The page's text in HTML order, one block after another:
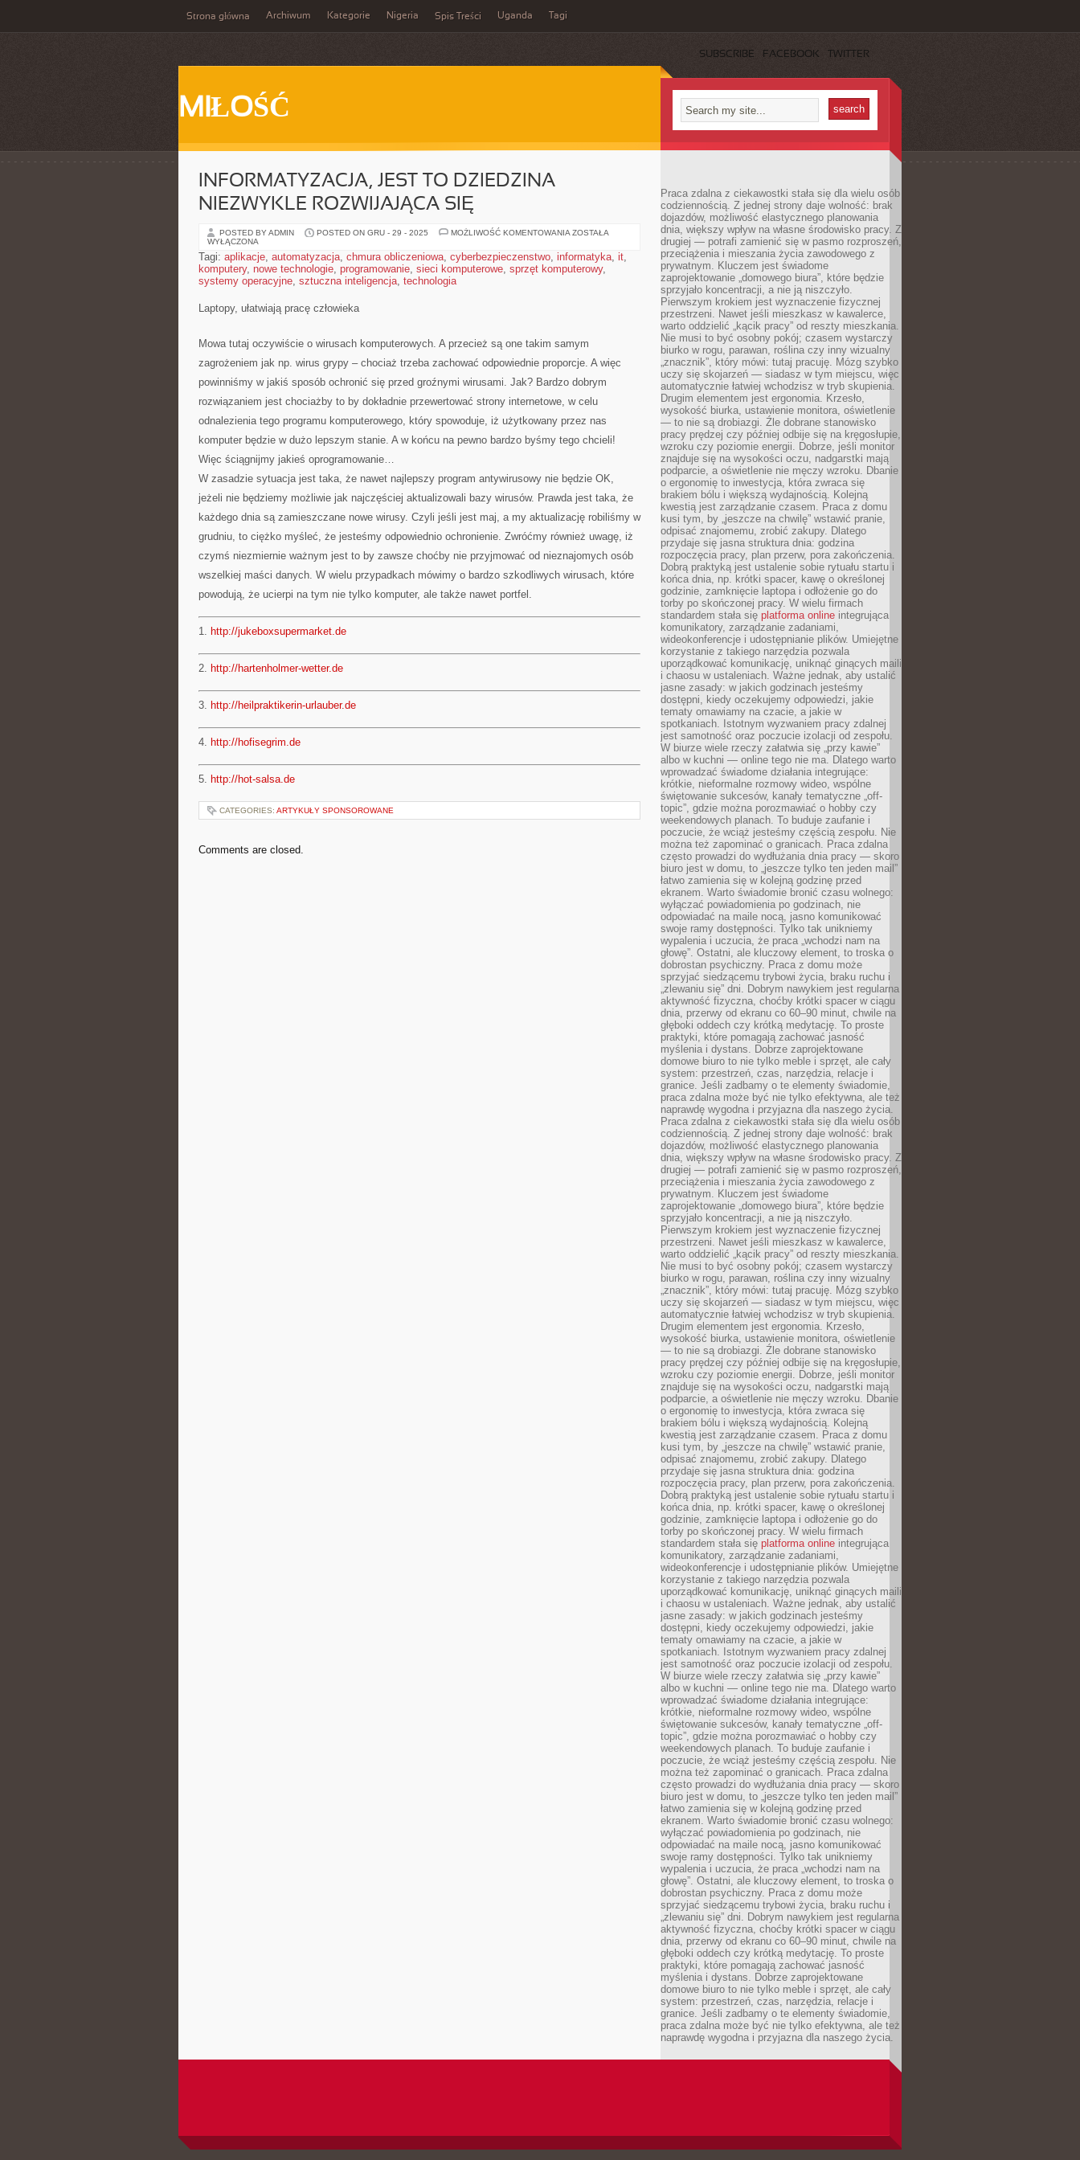
Strona główna Archiwum Kategorie Nigeria Spis Treści Uganda Tagi
SUBSCRIBE FACEBOOK TWITTER
MIŁOŚĆ
INFORMATYZACJA, JEST TO DZIEDZINA
NIEZWYKLE ROZWIJAJĄCA SIĘ
POSTED BY ADMIN POSTED ON GRU - 29 - 2025 MOŻLIWOŚĆ KOMENTOWANIA INFORMATYZACJA,
DZIEDZINA
NIEZWYKLE
ROZWIJAJĄCA
ZOSTAŁA
WYŁĄCZONA
Tagi: aplikacje, automatyzacja, chmura obliczeniowa, cyberbezpieczenstwo, informatyka, it,
komputery, nowe technologie, programowanie, sieci komputerowe, sprzęt komputerowy,
systemy operacyjne, sztuczna inteligencja, technologia
Laptopy, ułatwiają pracę człowieka
Mowa tutaj oczywiście o wirusach komputerowych. A przecież są one takim samym
zagrożeniem jak np. wirus grypy – chociaż trzeba zachować odpowiednie proporcje. A więc
powinniśmy w jakiś sposób ochronić się przed groźnymi wirusami. Jak? Bardzo dobrym
rozwiązaniem jest chociażby to by dokładnie przewertować strony internetowe, w celu
odnalezienia tego programu komputerowego, który spowoduje, iż użytkowany przez nas
komputer będzie w dużo lepszym stanie. A w końcu na pewno bardzo byśmy tego chcieli!
Więc ściągnijmy jakieś oprogramowanie…
W zasadzie sytuacja jest taka, że nawet najlepszy program antywirusowy nie będzie OK,
jeżeli nie będziemy możliwie jak najczęściej aktualizowali bazy wirusów. Prawda jest taka, że
każdego dnia są zamieszczane nowe wirusy. Czyli jeśli jest maj, a my aktualizację robiliśmy w
grudniu, to ciężko myśleć, że jesteśmy odpowiednio ochronienie. Zwróćmy również uwagę, iż
czymś niezmiernie ważnym jest to by zawsze choćby nie przyjmować od nieznajomych osób
wszelkiej maści danych. W wielu przypadkach mówimy o bardzo szkodliwych wirusach, które
powodują, że ucierpi na tym nie tylko komputer, ale także nawet portfel.
1. http://jukeboxsupermarket.de
2. http://hartenholmer-wetter.de
3. http://heilpraktikerin-urlauber.de
4. http://hofisegrim.de
5. http://hot-salsa.de
CATEGORIES: ARTYKUŁY SPONSOROWANE
Comments are closed.
Praca zdalna z ciekawostki stała się dla wielu osób
codziennością. Z jednej strony daje wolność: brak
dojazdów, możliwość elastycznego planowania
dnia, większy wpływ na własne środowisko pracy. Z
drugiej — potrafi zamienić się w pasmo rozproszeń,
przeciążenia i mieszania życia zawodowego z
prywatnym. Kluczem jest świadome
zaprojektowanie „domowego biura”, które będzie
sprzyjało koncentracji, a nie ją niszczyło.
Pierwszym krokiem jest wyznaczenie fizycznej
przestrzeni. Nawet jeśli mieszkasz w kawalerce,
warto oddzielić „kącik pracy” od reszty mieszkania.
Nie musi to być osobny pokój; czasem wystarczy
biurko w rogu, parawan, roślina czy inny wizualny
„znacznik”, który mówi: tutaj pracuję. Mózg szybko
uczy się skojarzeń — siadasz w tym miejscu, więc
automatycznie łatwiej wchodzisz w tryb skupienia.
Drugim elementem jest ergonomia. Krzesło,
wysokość biurka, ustawienie monitora, oświetlenie
— to nie są drobiazgi. Źle dobrane stanowisko
pracy prędzej czy później odbije się na kręgosłupie,
wzroku czy poziomie energii. Dobrze, jeśli monitor
znajduje się na wysokości oczu, nadgarstki mają
podparcie, a oświetlenie nie męczy wzroku. Dbanie
o ergonomię to inwestycja, która zwraca się
brakiem bólu i większą wydajnością. Kolejną
kwestią jest zarządzanie czasem. Praca z domu
kusi tym, by „jeszcze na chwilę” wstawić pranie,
odpisać znajomemu, zrobić zakupy. Dlatego
przydaje się jasna struktura dnia: godzina
rozpoczęcia pracy, plan przerw, pora zakończenia.
Dobrą praktyką jest ustalenie sobie rytuału startu i
końca dnia, np. krótki spacer, kawę o określonej
godzinie, zamknięcie laptopa i odłożenie go do
torby po skończonej pracy. W wielu firmach
standardem stała się platforma online integrująca
komunikatory, zarządzanie zadaniami,
wideokonferencje i udostępnianie plików. Umiejętne
korzystanie z takiego narzędzia pozwala
uporządkować komunikację, uniknąć ginących maili
i chaosu w ustaleniach. Ważne jednak, aby ustalić
jasne zasady: w jakich godzinach jesteśmy
dostępni, kiedy oczekujemy odpowiedzi, jakie
tematy omawiamy na czacie, a jakie w
spotkaniach. Istotnym wyzwaniem pracy zdalnej
jest samotność oraz poczucie izolacji od zespołu.
W biurze wiele rzeczy załatwia się „przy kawie”
albo w kuchni — online tego nie ma. Dlatego warto
wprowadzać świadome działania integrujące:
krótkie, nieformalne rozmowy wideo, wspólne
świętowanie sukcesów, kanały tematyczne „off-
topic”, gdzie można porozmawiać o hobby czy
weekendowych planach. To buduje zaufanie i
poczucie, że wciąż jesteśmy częścią zespołu. Nie
można też zapominać o granicach. Praca zdalna
często prowadzi do wydłużania dnia pracy — skoro
biuro jest w domu, to „jeszcze tylko ten jeden mail”
łatwo zamienia się w kolejną godzinę przed
ekranem. Warto świadomie bronić czasu wolnego:
wyłączać powiadomienia po godzinach, nie
odpowiadać na maile nocą, jasno komunikować
swoje ramy dostępności. Tylko tak unikniemy
wypalenia i uczucia, że praca „wchodzi nam na
głowę”. Ostatni, ale kluczowy element, to troska o
dobrostan psychiczny. Praca z domu może
sprzyjać siedzącemu trybowi życia, braku ruchu i
„zlewaniu się” dni. Dobrym nawykiem jest regularna
aktywność fizyczna, choćby krótki spacer w ciągu
dnia, przerwy od ekranu co 60–90 minut, chwile na
głęboki oddech czy krótką medytację. To proste
praktyki, które pomagają zachować jasność
myślenia i dystans. Dobrze zaprojektowane
domowe biuro to nie tylko meble i sprzęt, ale cały
system: przestrzeń, czas, narzędzia, relacje i
granice. Jeśli zadbamy o te elementy świadomie,
praca zdalna może być nie tylko efektywna, ale też
naprawdę wygodna i przyjazna dla naszego życia.
Praca zdalna z ciekawostki stała się dla wielu osób
codziennością. Z jednej strony daje wolność: brak
dojazdów, możliwość elastycznego planowania
dnia, większy wpływ na własne środowisko pracy. Z
drugiej — potrafi zamienić się w pasmo rozproszeń,
przeciążenia i mieszania życia zawodowego z
prywatnym. Kluczem jest świadome
zaprojektowanie „domowego biura”, które będzie
sprzyjało koncentracji, a nie ją niszczyło.
Pierwszym krokiem jest wyznaczenie fizycznej
przestrzeni. Nawet jeśli mieszkasz w kawalerce,
warto oddzielić „kącik pracy” od reszty mieszkania.
Nie musi to być osobny pokój; czasem wystarczy
biurko w rogu, parawan, roślina czy inny wizualny
„znacznik”, który mówi: tutaj pracuję. Mózg szybko
uczy się skojarzeń — siadasz w tym miejscu, więc
automatycznie łatwiej wchodzisz w tryb skupienia.
Drugim elementem jest ergonomia. Krzesło,
wysokość biurka, ustawienie monitora, oświetlenie
— to nie są drobiazgi. Źle dobrane stanowisko
pracy prędzej czy później odbije się na kręgosłupie,
wzroku czy poziomie energii. Dobrze, jeśli monitor
znajduje się na wysokości oczu, nadgarstki mają
podparcie, a oświetlenie nie męczy wzroku. Dbanie
o ergonomię to inwestycja, która zwraca się
brakiem bólu i większą wydajnością. Kolejną
kwestią jest zarządzanie czasem. Praca z domu
kusi tym, by „jeszcze na chwilę” wstawić pranie,
odpisać znajomemu, zrobić zakupy. Dlatego
przydaje się jasna struktura dnia: godzina
rozpoczęcia pracy, plan przerw, pora zakończenia.
Dobrą praktyką jest ustalenie sobie rytuału startu i
końca dnia, np. krótki spacer, kawę o określonej
godzinie, zamknięcie laptopa i odłożenie go do
torby po skończonej pracy. W wielu firmach
standardem stała się platforma online integrująca
komunikatory, zarządzanie zadaniami,
wideokonferencje i udostępnianie plików. Umiejętne
korzystanie z takiego narzędzia pozwala
uporządkować komunikację, uniknąć ginących maili
i chaosu w ustaleniach. Ważne jednak, aby ustalić
jasne zasady: w jakich godzinach jesteśmy
dostępni, kiedy oczekujemy odpowiedzi, jakie
tematy omawiamy na czacie, a jakie w
spotkaniach. Istotnym wyzwaniem pracy zdalnej
jest samotność oraz poczucie izolacji od zespołu.
W biurze wiele rzeczy załatwia się „przy kawie”
albo w kuchni — online tego nie ma. Dlatego warto
wprowadzać świadome działania integrujące:
krótkie, nieformalne rozmowy wideo, wspólne
świętowanie sukcesów, kanały tematyczne „off-
topic”, gdzie można porozmawiać o hobby czy
weekendowych planach. To buduje zaufanie i
poczucie, że wciąż jesteśmy częścią zespołu. Nie
można też zapominać o granicach. Praca zdalna
często prowadzi do wydłużania dnia pracy — skoro
biuro jest w domu, to „jeszcze tylko ten jeden mail”
łatwo zamienia się w kolejną godzinę przed
ekranem. Warto świadomie bronić czasu wolnego:
wyłączać powiadomienia po godzinach, nie
odpowiadać na maile nocą, jasno komunikować
swoje ramy dostępności. Tylko tak unikniemy
wypalenia i uczucia, że praca „wchodzi nam na
głowę”. Ostatni, ale kluczowy element, to troska o
dobrostan psychiczny. Praca z domu może
sprzyjać siedzącemu trybowi życia, braku ruchu i
„zlewaniu się” dni. Dobrym nawykiem jest regularna
aktywność fizyczna, choćby krótki spacer w ciągu
dnia, przerwy od ekranu co 60–90 minut, chwile na
głęboki oddech czy krótką medytację. To proste
praktyki, które pomagają zachować jasność
myślenia i dystans. Dobrze zaprojektowane
domowe biuro to nie tylko meble i sprzęt, ale cały
system: przestrzeń, czas, narzędzia, relacje i
granice. Jeśli zadbamy o te elementy świadomie,
praca zdalna może być nie tylko efektywna, ale też
naprawdę wygodna i przyjazna dla naszego życia.